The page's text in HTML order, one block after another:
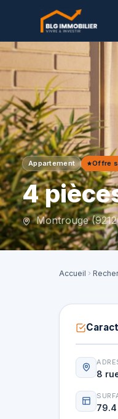
Appartement Offre
4
Montrouge
Accueil
8
79.4